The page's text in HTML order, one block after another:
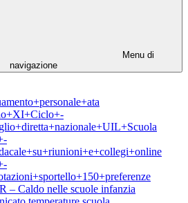
Menu di
navigazione
– Caldo nelle scuole infanzia